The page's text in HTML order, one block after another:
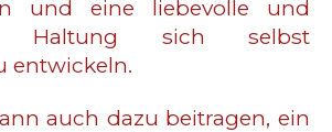
und eine liebevolle und
Haltung sich selbst
entwickeln.
auch dazu beitragen, ein